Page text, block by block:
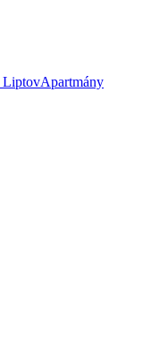
LiptovApartmány